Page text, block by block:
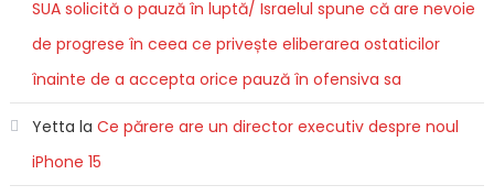
SUA solicită o pauză în luptă/ Israelul spune că are nevoie
de progrese în ceea ce privește eliberarea ostaticilor
înainte de a accepta orice pauză în ofensiva sa
Yetta la Ce părere are un director executiv despre noul
iPhone 15